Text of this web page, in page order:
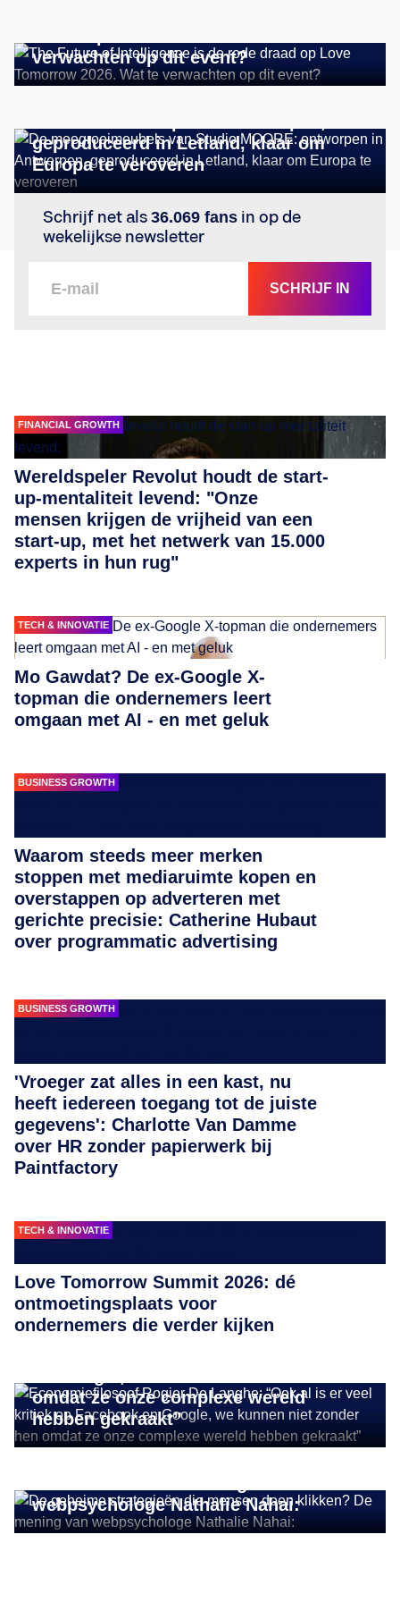
verwachten op dit event?
TECH & INNOVATIE
geproduceerd in Letland, klaar om
Europa te veroveren
Schrijf net als 36.069 fans in op de
wekelijkse newsletter
SCHRIJF IN
FINANCIAL GROWTH
Wereldspeler Revolut houdt de start-
up-mentaliteit levend: "Onze
mensen krijgen de vrijheid van een
start-up, met het netwerk van 15.000
experts in hun rug"
TECH & INNOVATIE
Mo Gawdat? De ex-Google X-
topman die ondernemers leert
omgaan met AI - en met geluk
BUSINESS GROWTH
Waarom steeds meer merken
stoppen met mediaruimte kopen en
overstappen op adverteren met
gerichte precisie: Catherine Hubaut
over programmatic advertising
BUSINESS GROWTH
'Vroeger zat alles in een kast, nu
heeft iedereen toegang tot de juiste
gegevens': Charlotte Van Damme
over HR zonder papierwerk bij
Paintfactory
TECH & INNOVATIE
Love Tomorrow Summit 2026: dé
ontmoetingsplaats voor
ondernemers die verder kijken
INSIGHTS
Economiefilosoof Rogier De Langhe:
omdat ze onze complexe wereld
hebben gekraakt”
INSIGHTS
webpsychologe Nathalie Nahai: